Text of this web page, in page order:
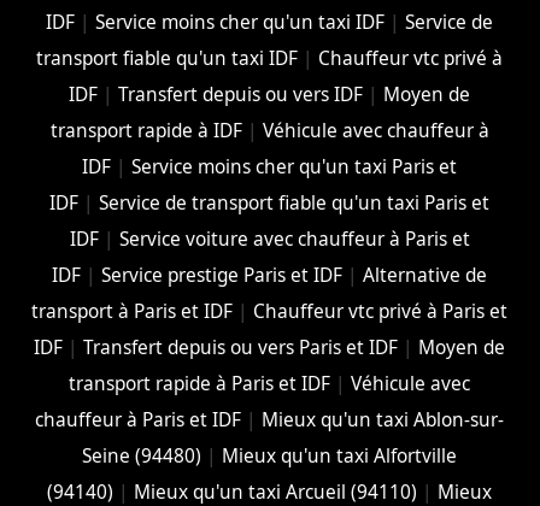
IDF |Service moins cher qu'un taxi IDF |Service de
transport fiable qu'un taxi IDF | Chauffeur vtc privé à
IDF |Transfert depuis ou vers IDF | Moyen de
transport rapide à IDF| Véhicule avec chauffeur à
IDF |Service moins cher qu'un taxi Paris et
IDF |Service de transport fiable qu'un taxi Paris et
IDF| Service voiture avec chauffeur à Paris et
IDF |Service prestige Paris et IDF |Alternative de
transport à Paris et IDF | Chauffeur vtc privé à Paris et
IDF |Transfert depuis ou vers Paris et IDF | Moyen de
transport rapide à Paris et IDF |Véhicule avec
chauffeur à Paris et IDF | Mieux qu'un taxi Ablon-sur-
Seine (94480) | Mieux qu'un taxi Alfortville
(94140) | Mieux qu'un taxi Arcueil (94110) | Mieux